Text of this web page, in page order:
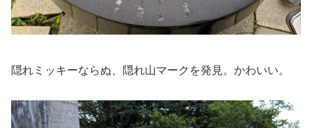
隠れミッキーならぬ、隠れ山マークを発見。かわいい。